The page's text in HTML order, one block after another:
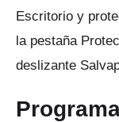
Escritorio y
la pestaña
deslizante